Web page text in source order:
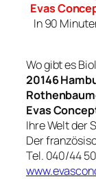
Evas
In 90
Wo gibt es
20146
Evas
Ihre Welt der
Der
Tel. 040/44